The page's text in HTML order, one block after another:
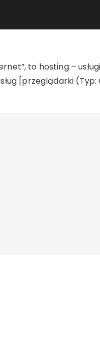
to hosting – usługi
[przeglądarki (Typ: